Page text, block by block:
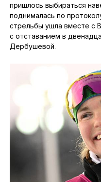
пришлось выбираться
поднималась по
стрельбы ушла вместе с
с отставанием в
Дербушевой.